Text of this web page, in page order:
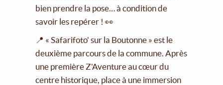
bien prendre la pose… à condition de
savoir les repérer ! 👀
📍 « Safarifoto' sur la Boutonne » est le
deuxième parcours de la commune. Après
une première Z'Aventure au cœur du
centre historique, place à une immersion